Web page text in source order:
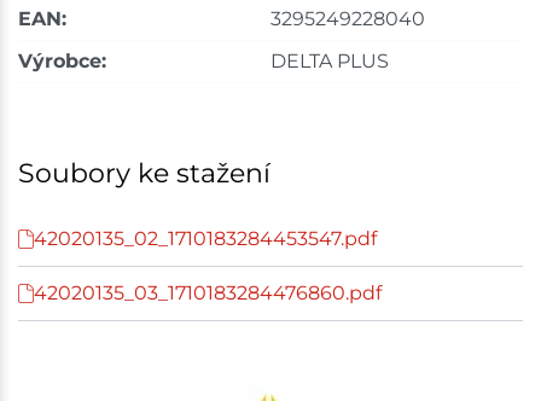
Mohelnice
Skladové množství na prodejnách je pouze orientační.
Ceny na prodejnách se mohou lišit od cen na e-
EAN:
3295249228040
Výrobce:
DELTA PLUS
Soubory ke stažení
42020135_02_1710183284453547.pdf
42020135_03_1710183284476860.pdf